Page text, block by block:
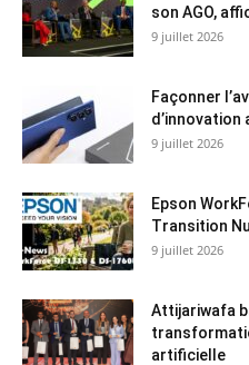
son AGO,
9 juillet 2026
Façonner
d’innovation
9 juillet 2026
Epson
Transition
9 juillet 2026
Attijariwafa
artificielle